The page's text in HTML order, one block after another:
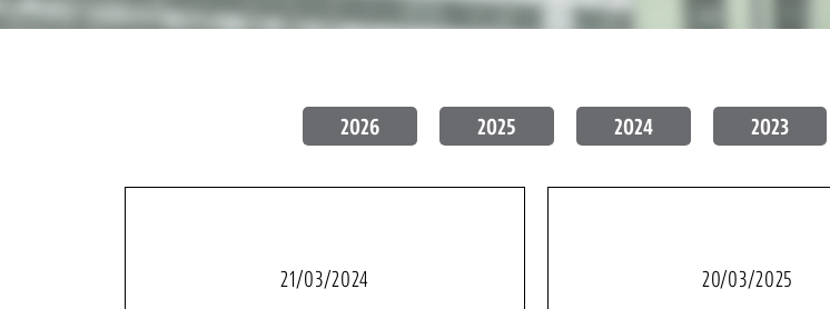
2023
2024
2025
2026
20/03/2025
21/03/2024